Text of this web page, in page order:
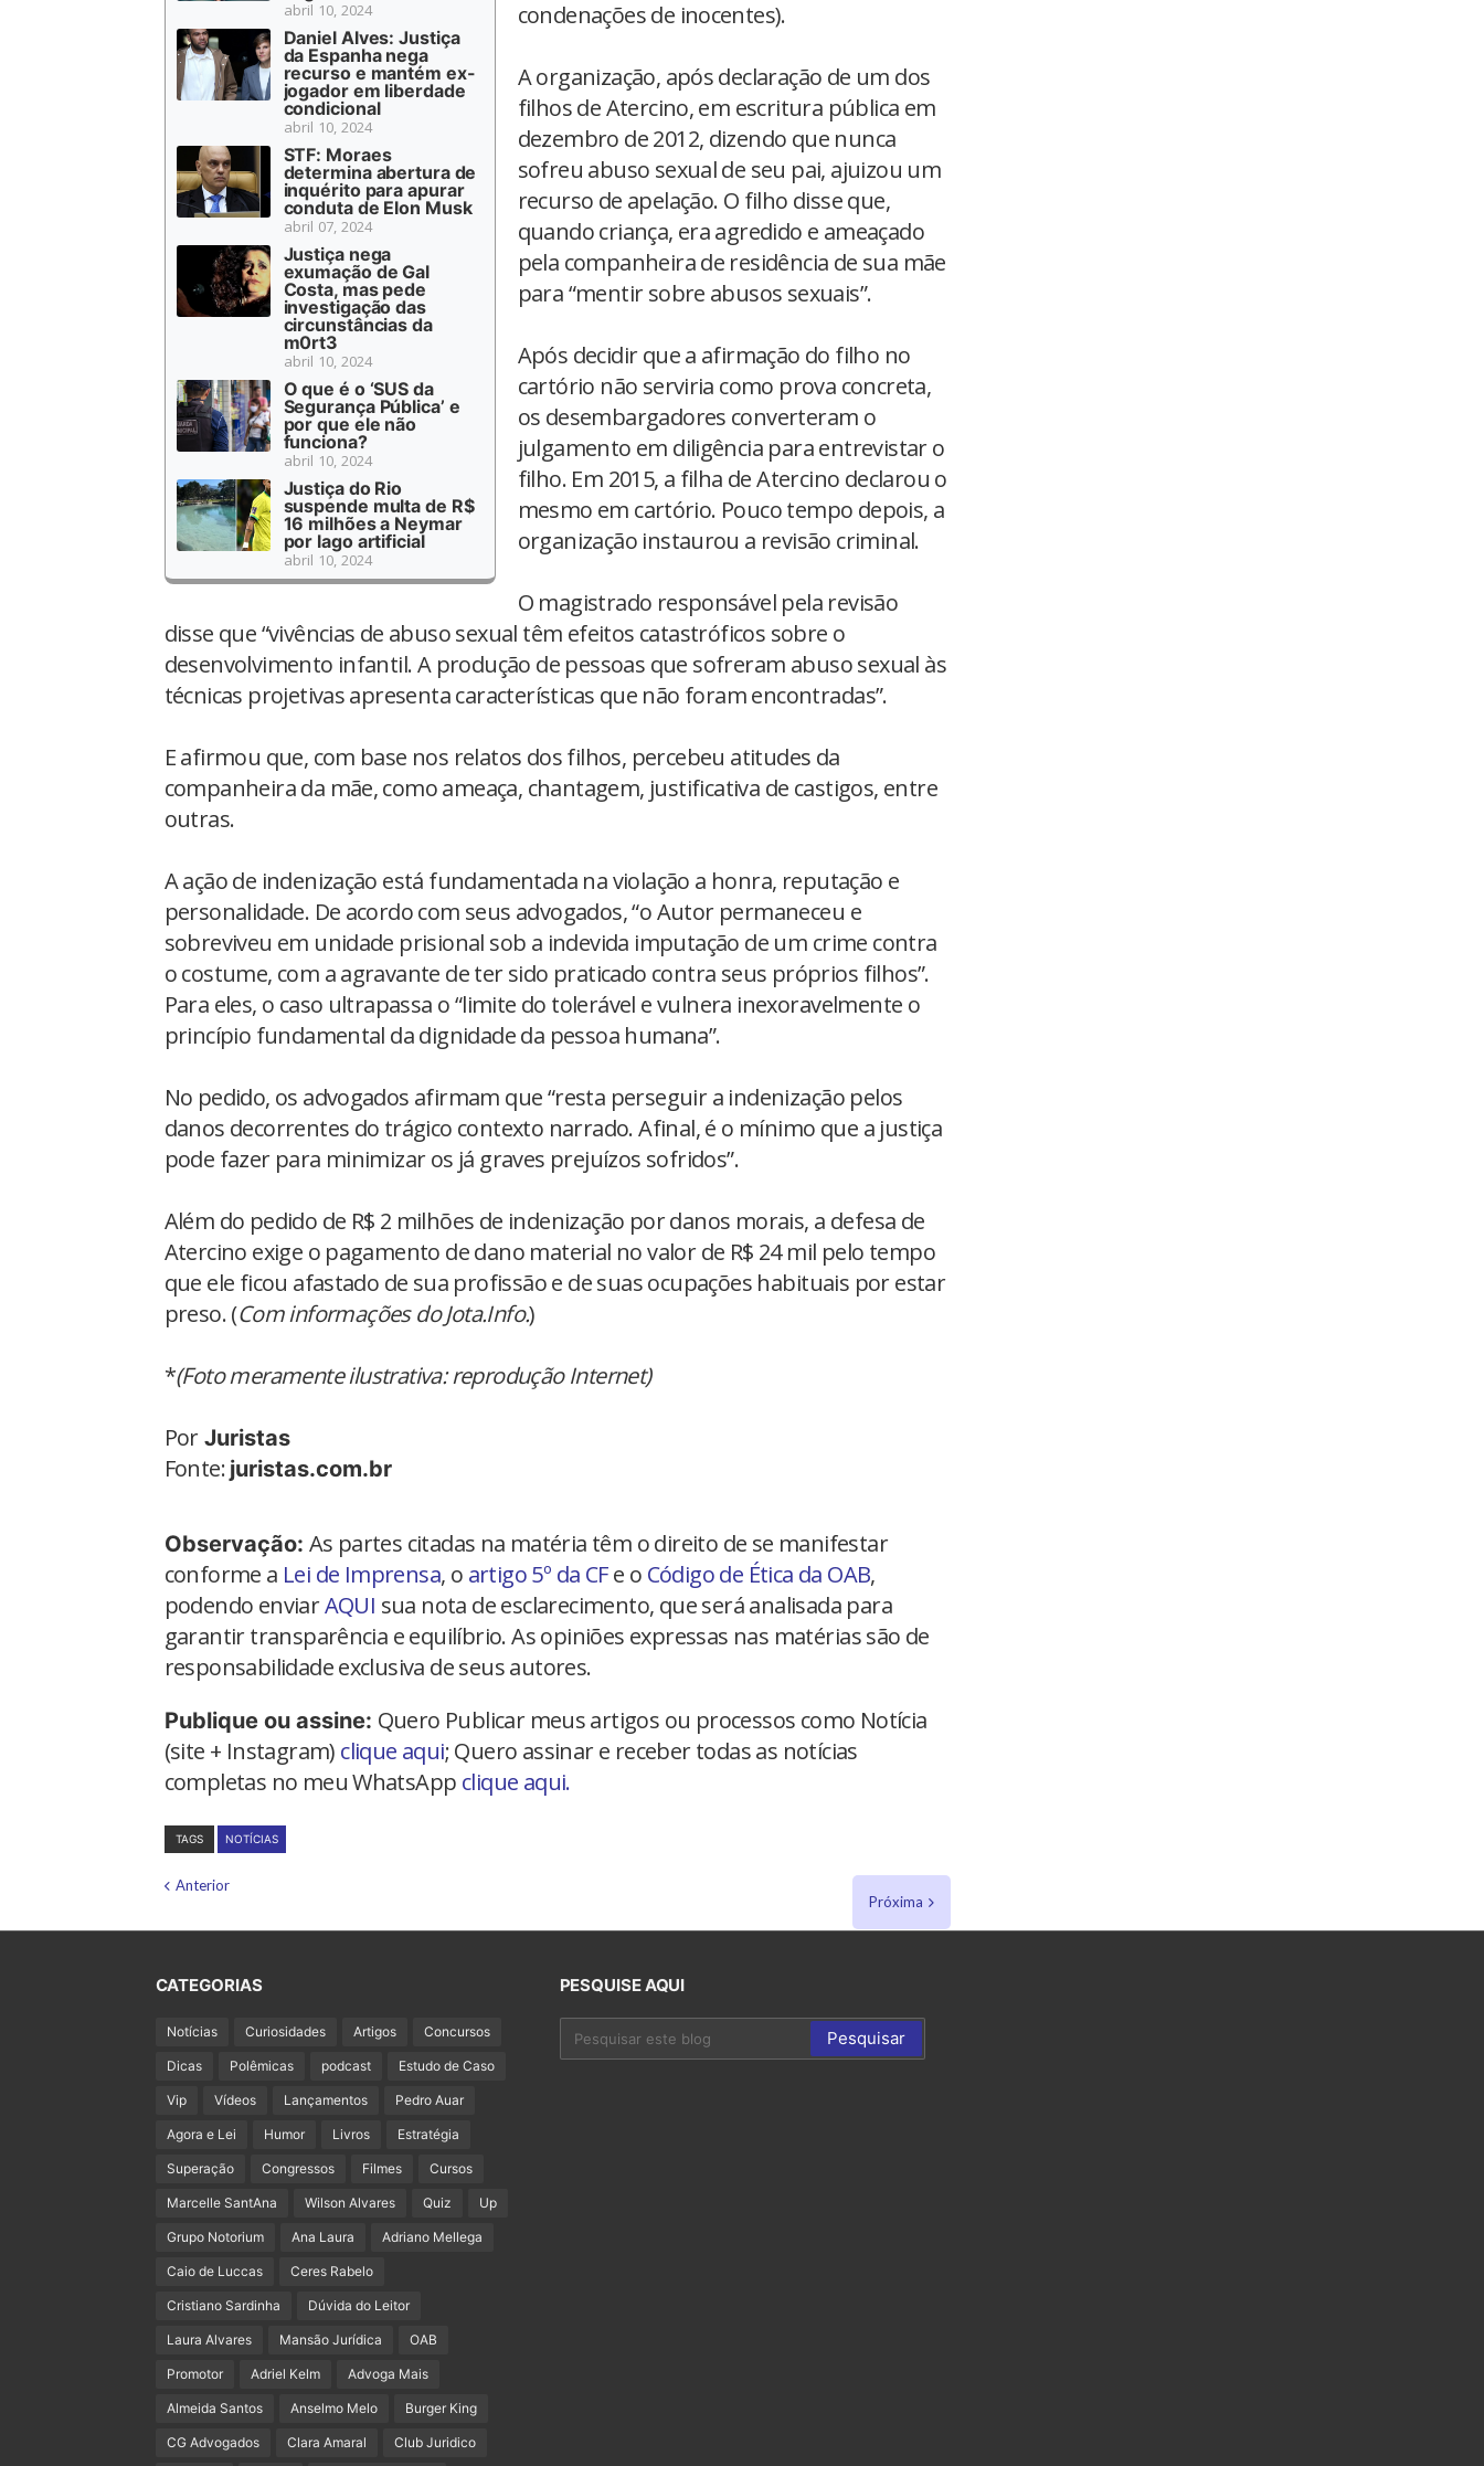
abril 10, 2024
Daniel Alves: Justiça
da Espanha nega
recurso e mantém ex-
jogador em liberdade
condicional
abril 10, 2024
STF: Moraes
determina abertura de
inquérito para apurar
conduta de Elon Musk
abril 07, 2024
Justiça nega
exumação de Gal
Costa, mas pede
investigação das
circunstâncias da
m0rt3
abril 10, 2024
O que é o ‘SUS da
Segurança Pública’ e
por que ele não
funciona?
abril 10, 2024
Justiça do Rio
suspende multa de R$
16 milhões a Neymar
por lago artificial
abril 10, 2024
condenações de inocentes).
A organização, após declaração de um dos
filhos de Atercino, em escritura pública em
dezembro de 2012, dizendo que nunca
sofreu abuso sexual de seu pai, ajuizou um
recurso de apelação. O filho disse que,
quando criança, era agredido e ameaçado
pela companheira de residência de sua mãe
para “mentir sobre abusos sexuais”.
Após decidir que a afirmação do filho no
cartório não serviria como prova concreta,
os desembargadores converteram o
julgamento em diligência para entrevistar o
filho. Em 2015, a filha de Atercino declarou o
mesmo em cartório. Pouco tempo depois, a
organização instaurou a revisão criminal.
O magistrado responsável pela revisão
disse que “vivências de abuso sexual têm efeitos catastróficos sobre o
desenvolvimento infantil. A produção de pessoas que sofreram abuso sexual às
técnicas projetivas apresenta características que não foram encontradas”.
E afirmou que, com base nos relatos dos filhos, percebeu atitudes da
companheira da mãe, como ameaça, chantagem, justificativa de castigos, entre
outras.
A ação de indenização está fundamentada na violação a honra, reputação e
personalidade. De acordo com seus advogados, “o Autor permaneceu e
sobreviveu em unidade prisional sob a indevida imputação de um crime contra
o costume, com a agravante de ter sido praticado contra seus próprios filhos”.
Para eles, o caso ultrapassa o “limite do tolerável e vulnera inexoravelmente o
princípio fundamental da dignidade da pessoa humana”.
No pedido, os advogados afirmam que “resta perseguir a indenização pelos
danos decorrentes do trágico contexto narrado. Afinal, é o mínimo que a justiça
pode fazer para minimizar os já graves prejuízos sofridos”.
Além do pedido de R$ 2 milhões de indenização por danos morais, a defesa de
Atercino exige o pagamento de dano material no valor de R$ 24 mil pelo tempo
que ele ficou afastado de sua profissão e de suas ocupações habituais por estar
preso. (Com informações do Jota.Info.)
*(Foto meramente ilustrativa: reprodução Internet)
PorJuristas
Fonte: juristas.com.br
Observação: As partes citadas na matéria têm o direito de se manifestar
conforme a Lei de Imprensa, o artigo 5º da CFe o Código de Ética da OAB,
podendo enviarAQUI sua nota de esclarecimento, que será analisada para
garantir transparência e equilíbrio. As opiniões expressas nas matérias são de
responsabilidade exclusiva de seus autores.
Publique ou assine: Quero Publicar meus artigos ou processos como Notícia
(site + Instagram) clique aqui; Quero assinar e receber todas as notícias
completas no meu WhatsApp clique aqui.
TAGS NOTÍCIAS
Anterior
Próxima
CATEGORIAS
Notícias Curiosidades Artigos Concursos
Dicas Polêmicas podcast Estudo de Caso
Vip Vídeos Lançamentos Pedro Auar
Agora e Lei Humor Livros Estratégia
Superação Congressos Filmes Cursos
Marcelle SantAna Wilson Alvares Quiz Up
Grupo Notorium Ana Laura Adriano Mellega
Caio de Luccas Ceres Rabelo
Cristiano Sardinha Dúvida do Leitor
Laura Alvares Mansão Jurídica OAB
Promotor Adriel Kelm Advoga Mais
Almeida Santos Anselmo Melo Burger King
CG Advogados Clara Amaral Club Juridico
PESQUISE AQUI